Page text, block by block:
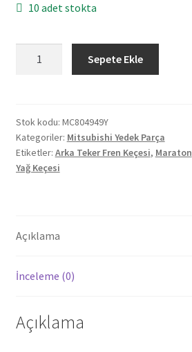
10 adet stokta
Fren
Keçesi
MC804949Y
adet
Sepete Ekle
Stok kodu: MC804949Y
Kategoriler: Mitsubishi Yedek Parça
Etiketler: Arka Teker Fren Keçesi, Maraton
Yağ Keçesi
Açıklama
İnceleme (0)
Açıklama